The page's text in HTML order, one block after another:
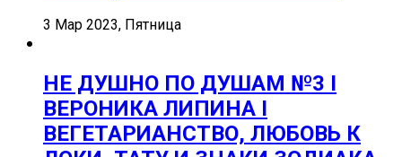
3 Мар 2023, Пятница
НЕ ДУШНО ПО ДУШАМ №3 I
ВЕРОНИКА ЛИПИНА I
ВЕГЕТАРИАНСТВО, ЛЮБОВЬ К